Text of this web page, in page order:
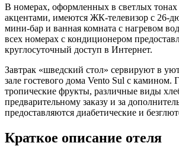
В номерах, оформленных в светлых тонах
акцентами, имеются ЖК-телевизор с 26-
мини-бар и ванная комната с нагревом
всех номерах с кондиционером
круглосуточный доступ в Интернет.
Завтрак «шведский стол» сервируют в
зале гостевого дома Vento Sul с камином.
тропические фрукты, различные виды
предварительному заказу и за
предоставляются диабетические и
Краткое описание отеля